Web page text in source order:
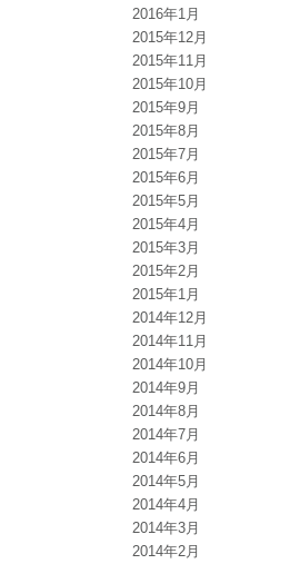
2016年1月
2015年12月
2015年11月
2015年10月
2015年9月
2015年8月
2015年7月
2015年6月
2015年5月
2015年4月
2015年3月
2015年2月
2015年1月
2014年12月
2014年11月
2014年10月
2014年9月
2014年8月
2014年7月
2014年6月
2014年5月
2014年4月
2014年3月
2014年2月